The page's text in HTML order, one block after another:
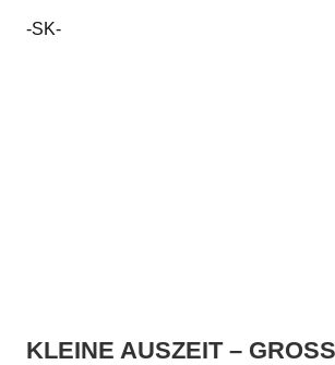
-SK-
KLEINE AUSZEIT –